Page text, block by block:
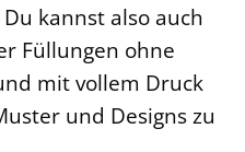
kannst also auch
Füllungen ohne
mit vollem Druck
und Designs zu